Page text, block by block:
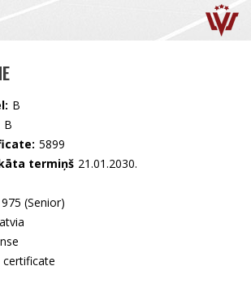
B
B
5899
termiņš 21.01.2030.
(Senior)
certificate